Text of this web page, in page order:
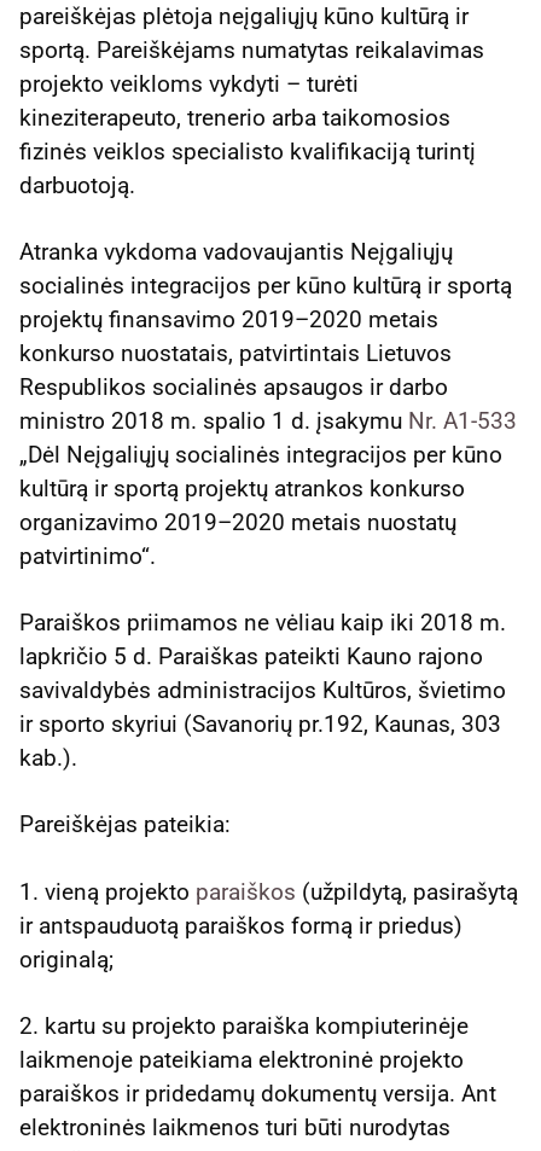
pareiškėjas plėtoja neįgaliųjų kūno kultūrą ir
sportą. Pareiškėjams numatytas reikalavimas
projekto veikloms vykdyti – turėti
kineziterapeuto, trenerio arba taikomosios
fizinės veiklos specialisto kvalifikaciją turintį
darbuotoją.
Atranka vykdoma vadovaujantis Neįgaliųjų
socialinės integracijos per kūno kultūrą ir sportą
projektų finansavimo 2019–2020 metais
konkurso nuostatais, patvirtintais Lietuvos
Respublikos socialinės apsaugos ir darbo
ministro 2018 m. spalio 1 d. įsakymu Nr. A1-533
„Dėl Neįgaliųjų socialinės integracijos per kūno
kultūrą ir sportą projektų atrankos konkurso
organizavimo 2019–2020 metais nuostatų
patvirtinimo“.
Paraiškos priimamos ne vėliau kaip iki 2018 m.
lapkričio 5 d. Paraiškas pateikti Kauno rajono
savivaldybės administracijos Kultūros, švietimo
ir sporto skyriui (Savanorių pr.192, Kaunas, 303
kab.).
Pareiškėjas pateikia:
1. vieną projekto paraiškos (užpildytą, pasirašytą
ir antspauduotą paraiškos formą ir priedus)
originalą;
2. kartu su projekto paraiška kompiuterinėje
laikmenoje pateikiama elektroninė projekto
paraiškos ir pridedamų dokumentų versija. Ant
elektroninės laikmenos turi būti nurodytas